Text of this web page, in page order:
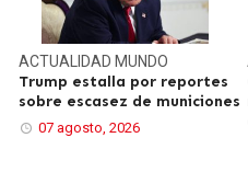
ACTUALIDAD MUNDO
Trump estalla por reportes
sobre escasez de municiones
07 agosto, 2026